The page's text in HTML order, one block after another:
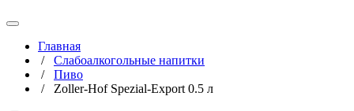
Главная
/ Слабоалкогольные напитки
/ Пиво
/ Zoller-Hof Spezial-Export 0.5 л